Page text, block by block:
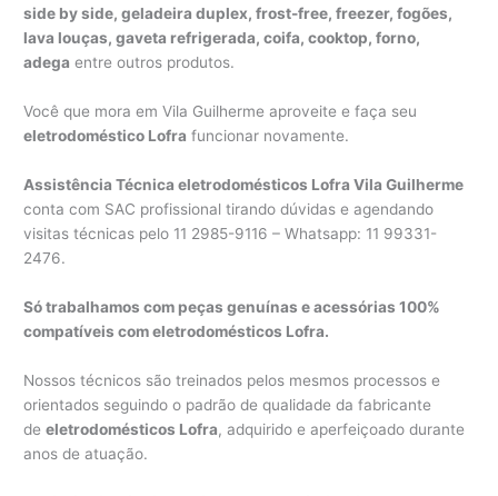
side by side, geladeira duplex, frost-free, freezer, fogões,
lava louças, gaveta refrigerada, coifa, cooktop, forno,
adega entre outros produtos.
Você que mora em Vila Guilherme aproveite e faça seu
eletrodoméstico Lofra funcionar novamente.
Assistência Técnica eletrodomésticos Lofra Vila Guilherme
conta com SAC profissional tirando dúvidas e agendando
visitas técnicas pelo 11 2985-9116 – Whatsapp: 11 99331-
2476.
Só trabalhamos com peças genuínas e acessórias 100%
compatíveis com eletrodomésticos Lofra.
Nossos técnicos são treinados pelos mesmos processos e
orientados seguindo o padrão de qualidade da fabricante
deeletrodomésticos Lofra, adquirido e aperfeiçoado durante
anos de atuação.